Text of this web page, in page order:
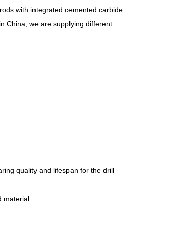
with integrated cemented carbide
China, we are supplying different
quality and lifespan for the drill
material.